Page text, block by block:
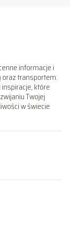
informacje i
oraz transportem.
które
Twojej
w świecie